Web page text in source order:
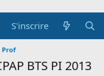
S'inscrire
Prof
BTS PI 2013